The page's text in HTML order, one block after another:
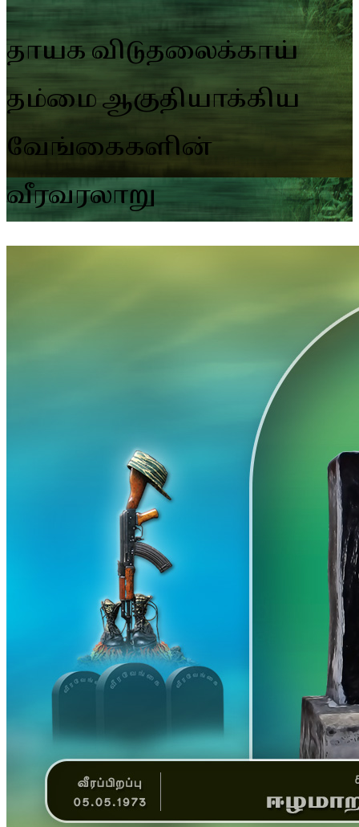
தாயக விடுதலைக்காய்
தம்மை ஆகுதியாக்கிய
வேங்கைகளின்
வீரவரலாறு